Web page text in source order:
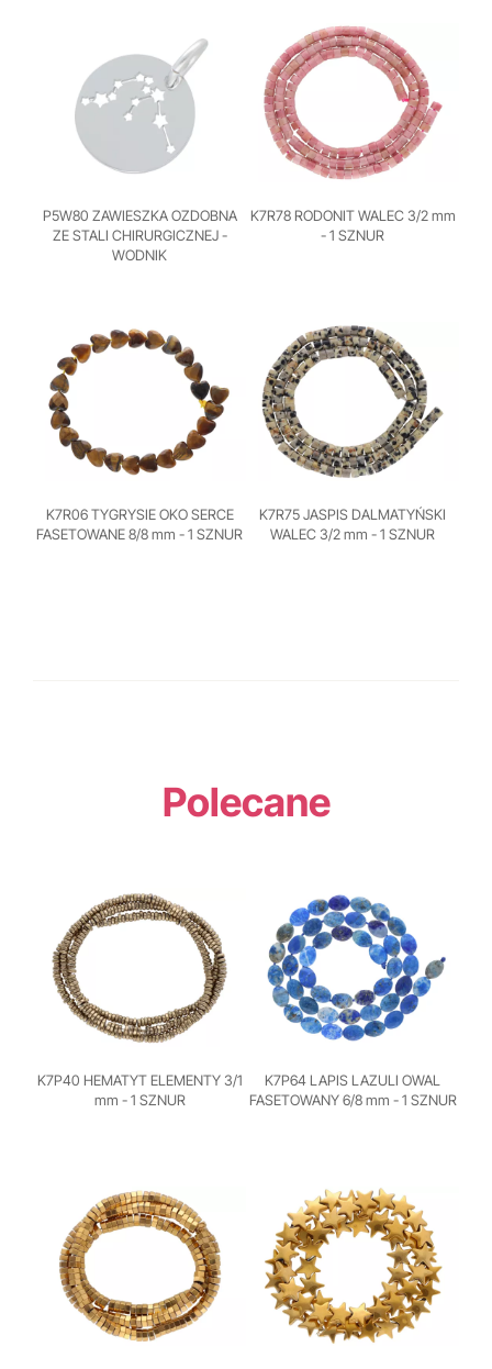
P5W80 ZAWIESZKA OZDOBNA
ZE STALI CHIRURGICZNEJ -
WODNIK
K7R78 RODONIT WALEC 3/2 mm
- 1 SZNUR
K7R06 TYGRYSIE OKO SERCE
FASETOWANE 8/8 mm - 1 SZNUR
K7R75 JASPIS DALMATYŃSKI
WALEC 3/2 mm - 1 SZNUR
Polecane
K7P40 HEMATYT ELEMENTY 3/1
mm - 1 SZNUR
K7P64 LAPIS LAZULI OWAL
FASETOWANY 6/8 mm - 1 SZNUR